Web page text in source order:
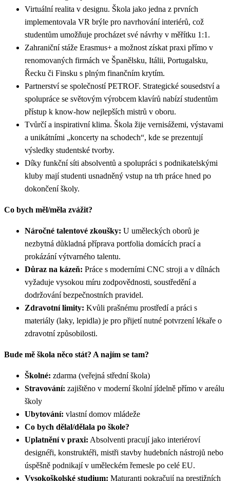
Virtuální realita v designu. Škola jako jedna z prvních
implementovala VR brýle pro navrhování interiérů, což
studentům umožňuje procházet své návrhy v měřítku 1:1.
Zahraniční stáže Erasmus+ a možnost získat praxi přímo v
renomovaných firmách ve Španělsku, Itálii, Portugalsku,
Řecku či Finsku s plným finančním krytím.
Partnerství se společností PETROF. Strategické sousedství a
spolupráce se světovým výrobcem klavírů nabízí studentům
přístup k know-how nejlepších mistrů v oboru.
Tvůrčí a inspirativní klima. Škola žije vernisážemi, výstavami
a unikátními „koncerty na schodech“, kde se prezentují
výsledky studentské tvorby.
Díky funkční síti absolventů a spolupráci s podnikatelskými
kluby mají studenti usnadněný vstup na trh práce hned po
dokončení školy.
Co bych měl/měla zvážit?
Náročné talentové zkoušky: U uměleckých oborů je
nezbytná důkladná příprava portfolia domácích prací a
prokázání výtvarného talentu.
Důraz na kázeň: Práce s moderními CNC stroji a v dílnách
vyžaduje vysokou míru zodpovědnosti, soustředění a
dodržování bezpečnostních pravidel.
Zdravotní limity: Kvůli prašnému prostředí a práci s
materiály (laky, lepidla) je pro přijetí nutné potvrzení lékaře o
zdravotní způsobilosti.
Bude mě škola něco stát? A najím se tam?
Školné: zdarma (veřejná střední škola)
Stravování: zajištěno v moderní školní jídelně přímo v areálu
školy
Ubytování: vlastní domov mládeže
Co bych dělal/dělala po škole?
Uplatnění v praxi: Absolventi pracují jako interiéroví
designéři, konstruktéři, mistři stavby hudebních nástrojů nebo
úspěšně podnikají v uměleckém řemesle po celé EU.
Vysokoškolské studium: Maturanti pokračují na prestižních